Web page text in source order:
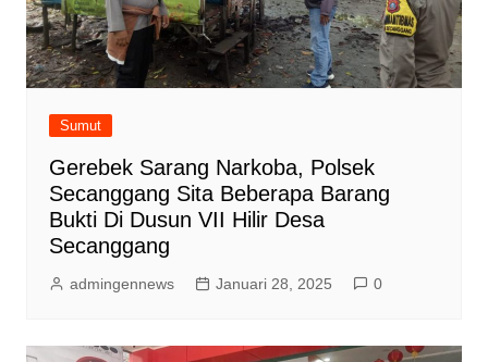
Sumut
Gerebek Sarang Narkoba, Polsek
Secanggang Sita Beberapa Barang
Bukti Di Dusun VII Hilir Desa
Secanggang
admingennews Januari 28, 2025 0